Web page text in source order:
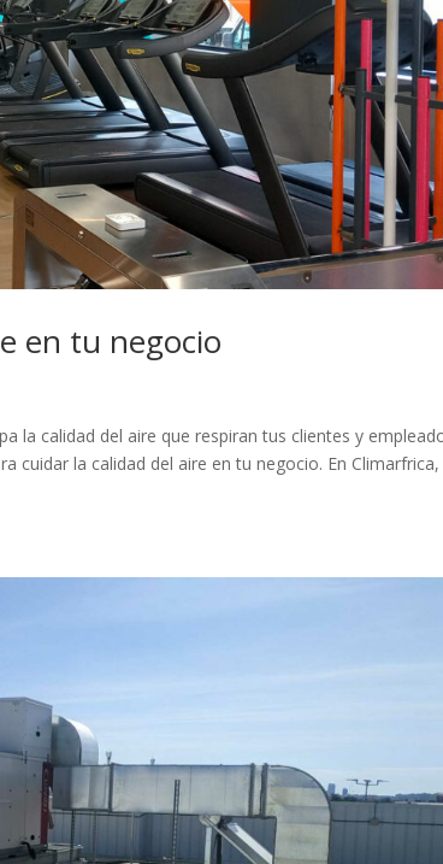
en tu negocio
la calidad del aire que respiran tus clientes y
cuidar la calidad del aire en tu negocio. En Climarfrica,